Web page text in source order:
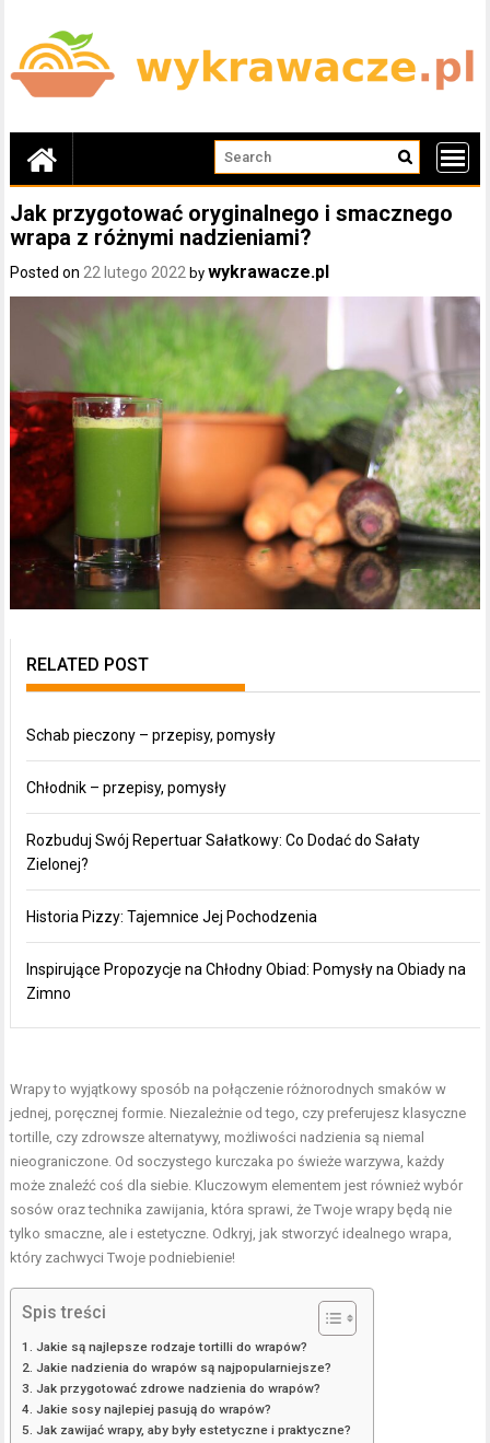
content
Jak przygotować oryginalnego i smacznego
wrapa z różnymi nadzieniami?
Posted on 22 lutego 2022 bywykrawacze.pl
RELATED POST
Schab pieczony – przepisy, pomysły
Chłodnik – przepisy, pomysły
Rozbuduj Swój Repertuar Sałatkowy: Co Dodać do Sałaty
Zielonej?
Historia Pizzy: Tajemnice Jej Pochodzenia
Inspirujące Propozycje na Chłodny Obiad: Pomysły na Obiady na
Zimno
Wrapy to wyjątkowy sposób na połączenie różnorodnych smaków w
jednej, poręcznej formie. Niezależnie od tego, czy preferujesz klasyczne
tortille, czy zdrowsze alternatywy, możliwości nadzienia są niemal
nieograniczone. Od soczystego kurczaka po świeże warzywa, każdy
może znaleźć coś dla siebie. Kluczowym elementem jest również wybór
sosów oraz technika zawijania, która sprawi, że Twoje wrapy będą nie
tylko smaczne, ale i estetyczne. Odkryj, jak stworzyć idealnego wrapa,
który zachwyci Twoje podniebienie!
Spis treści
Jakie są najlepsze rodzaje tortilli do wrapów?
Jakie nadzienia do wrapów są najpopularniejsze?
Jak przygotować zdrowe nadzienia do wrapów?
Jakie sosy najlepiej pasują do wrapów?
Jak zawijać wrapy, aby były estetyczne i praktyczne?